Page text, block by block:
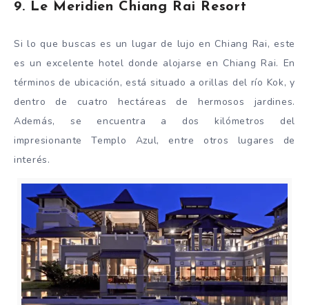
9. Le Meridien Chiang Rai Resort
Si lo que buscas es un lugar de lujo en Chiang Rai, este
es un excelente hotel donde alojarse en Chiang Rai. En
términos de ubicación, está situado a orillas del río Kok, y
dentro de cuatro hectáreas de hermosos jardines.
Además, se encuentra a dos kilómetros del
impresionante Templo Azul, entre otros lugares de
interés.